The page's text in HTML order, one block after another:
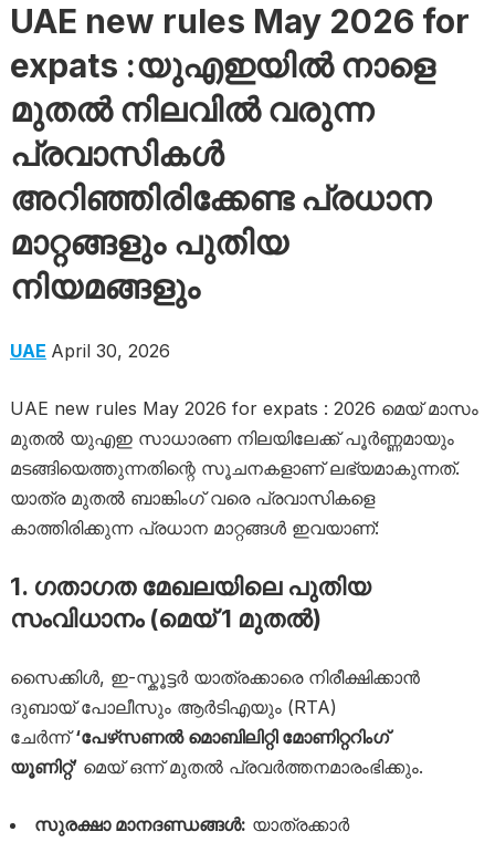
UAE new rules May 2026 for
expats :യുഎഇയിൽ നാളെ
മുതൽ നിലവിൽ വരുന്ന
പ്രവാസികൾ
അറിഞ്ഞിരിക്കേണ്ട പ്രധാന
മാറ്റങ്ങളും പുതിയ
നിയമങ്ങളും
UAE April 30, 2026
UAE new rules May 2026 for expats : 2026 മെയ് മാസം
മുതൽ യുഎഇ സാധാരണ നിലയിലേക്ക് പൂർണ്ണമായും
മടങ്ങിയെത്തുന്നതിന്റെ സൂചനകളാണ് ലഭ്യമാകുന്നത്.
യാത്ര മുതൽ ബാങ്കിംഗ് വരെ പ്രവാസികളെ
കാത്തിരിക്കുന്ന പ്രധാന മാറ്റങ്ങൾ ഇവയാണ്:
1. ഗതാഗത മേഖലയിലെ പുതിയ
സംവിധാനം (മെയ് 1 മുതൽ)
സൈക്കിൾ, ഇ-സ്കൂട്ടർ യാത്രക്കാരെ നിരീക്ഷിക്കാൻ
ദുബായ് പോലീസും ആർടിഎയും (RTA)
ചേർന്ന്‘പേഴ്‌സണൽ മൊബിലിറ്റി മോണിറ്ററിംഗ്
യൂണിറ്റ്’മെയ് ഒന്ന് മുതൽ പ്രവർത്തനമാരംഭിക്കും.
സുരക്ഷാ മാനദണ്ഡങ്ങൾ: യാത്രക്കാർ